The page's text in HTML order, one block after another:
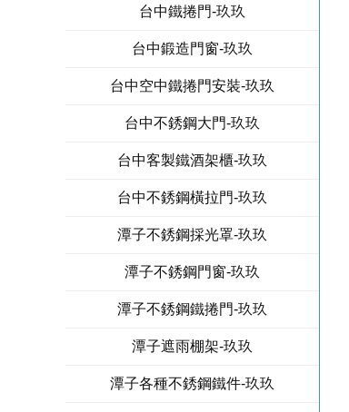
台中鐵捲門-玖玖
台中鍛造門窗-玖玖
台中空中鐵捲門安裝-玖玖
台中不銹鋼大門-玖玖
台中客製鐵酒架櫃-玖玖
台中不銹鋼橫拉門-玖玖
潭子不銹鋼採光罩-玖玖
潭子不銹鋼門窗-玖玖
潭子不銹鋼鐵捲門-玖玖
潭子遮雨棚架-玖玖
潭子各種不銹鋼鐵件-玖玖